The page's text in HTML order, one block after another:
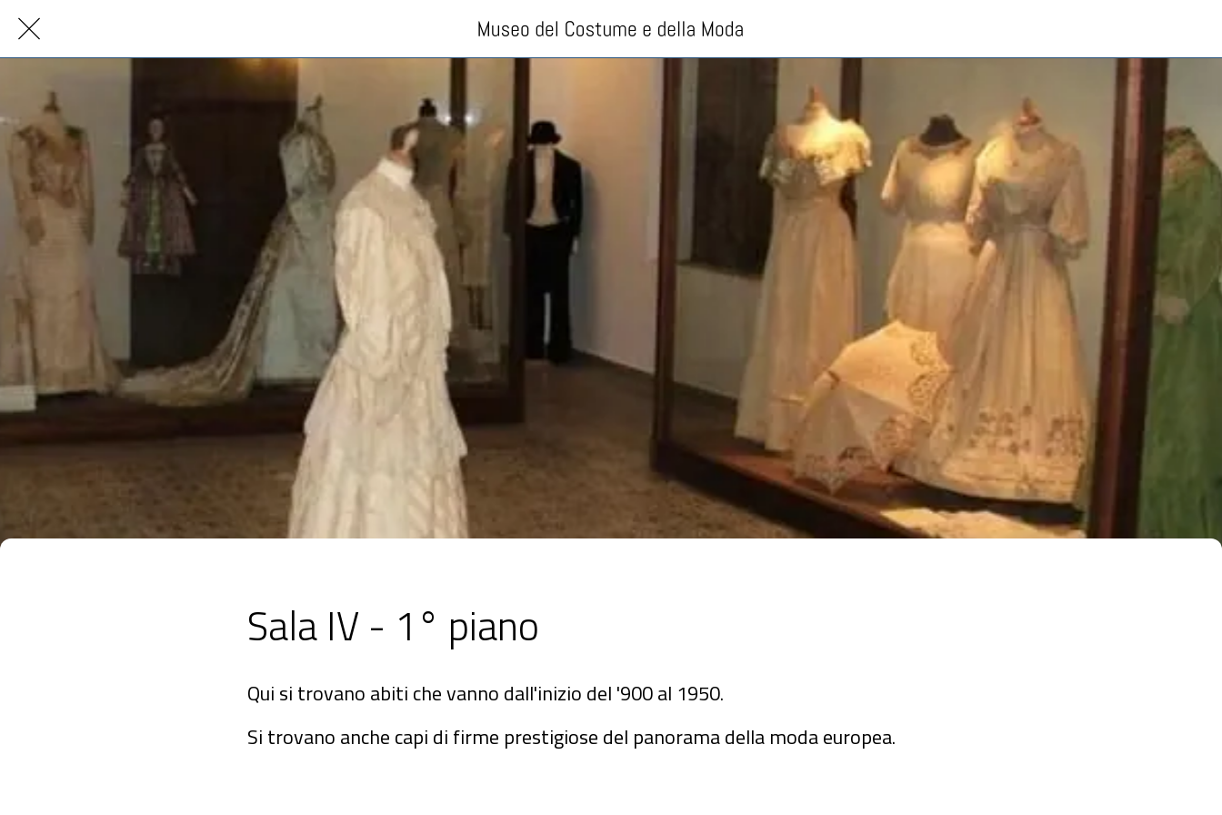
Sala IV - 1° piano
Qui si trovano abiti che vanno dall'inizio del '900 al 1950.
Si trovano anche capi di firme prestigiose del panorama della moda europea.